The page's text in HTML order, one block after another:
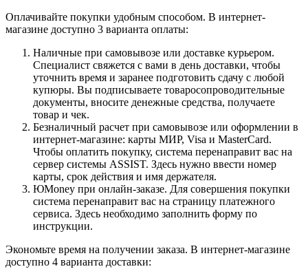
Оплачивайте покупки удобным способом. В интернет-
магазине доступно 3 варианта оплаты:
Наличные при самовывозе или доставке курьером.
Специалист свяжется с вами в день доставки, чтобы
уточнить время и заранее подготовить сдачу с любой
купюры. Вы подписываете товаросопроводительные
документы, вносите денежные средства, получаете
товар и чек.
Безналичный расчет при самовывозе или оформлении в
интернет-магазине: карты МИР, Visa и MasterCard.
Чтобы оплатить покупку, система перенаправит вас на
сервер системы ASSIST. Здесь нужно ввести номер
карты, срок действия и имя держателя.
ЮMoney при онлайн-заказе. Для совершения покупки
система перенаправит вас на страницу платежного
сервиса. Здесь необходимо заполнить форму по
инструкции.
Экономьте время на получении заказа. В интернет-магазине
доступно 4 варианта доставки: